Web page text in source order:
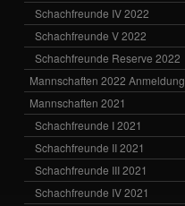
Schachfreunde IV 2022
Schachfreunde V 2022
Schachfreunde Reserve 2022
Mannschaften 2022 Anmeldung
Mannschaften 2021
Schachfreunde I 2021
Schachfreunde II 2021
Schachfreunde III 2021
Schachfreunde IV 2021